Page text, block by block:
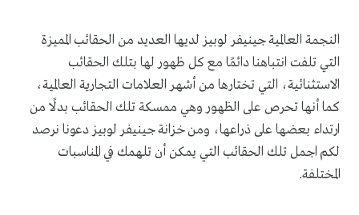
النجمة العالمية جينيفر لوبيز لديها العديد من الحقائب المميزة
التي تلفت انتباهنا دائمًا مع كل ظهور لها بتلك الحقائب
الاستثنائية، التي تختارها من أشهر العلامات التجارية العالمية،
كما أنها تحرص على الظهور وهي ممسكة تلك الحقائب بدلًا من
ارتداء بعضها على ذراعها، ومن خزانة جينيفر لوبيز دعونا نرصد
لكم اجمل تلك الحقائب التي يمكن أن تلهمك في المناسبات
المختلفة.